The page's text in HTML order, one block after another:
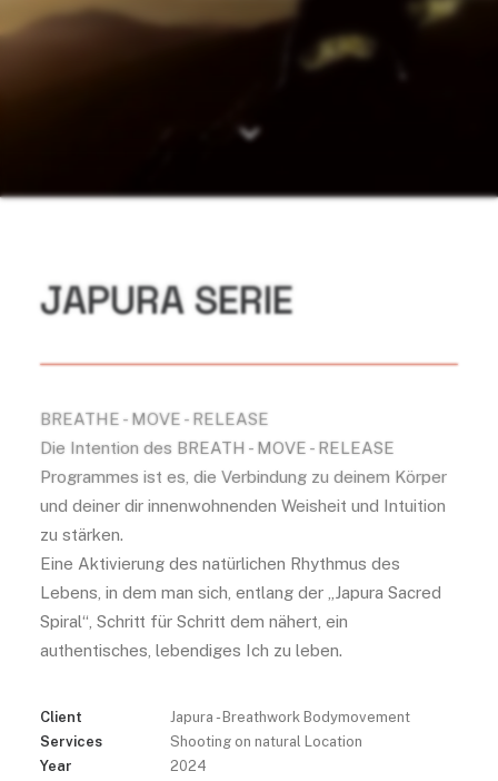
JAPURA SERIE
BREATHE - MOVE - RELEASE
Die Intention des BREATH - MOVE - RELEASE
Programmes ist es, die Verbindung zu deinem Körper
und deiner dir innenwohnenden Weisheit und Intuition
zu stärken.
Eine Aktivierung des natürlichen Rhythmus des
Lebens, in dem man sich, entlang der „Japura Sacred
Spiral“, Schritt für Schritt dem nähert, ein
authentisches, lebendiges Ich zu leben.
Client
Japura - Breathwork Bodymovement
Services
Shooting on natural Location
Year
2024